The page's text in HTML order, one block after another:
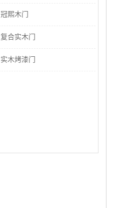
冠熙木门
复合实木门
实木烤漆门